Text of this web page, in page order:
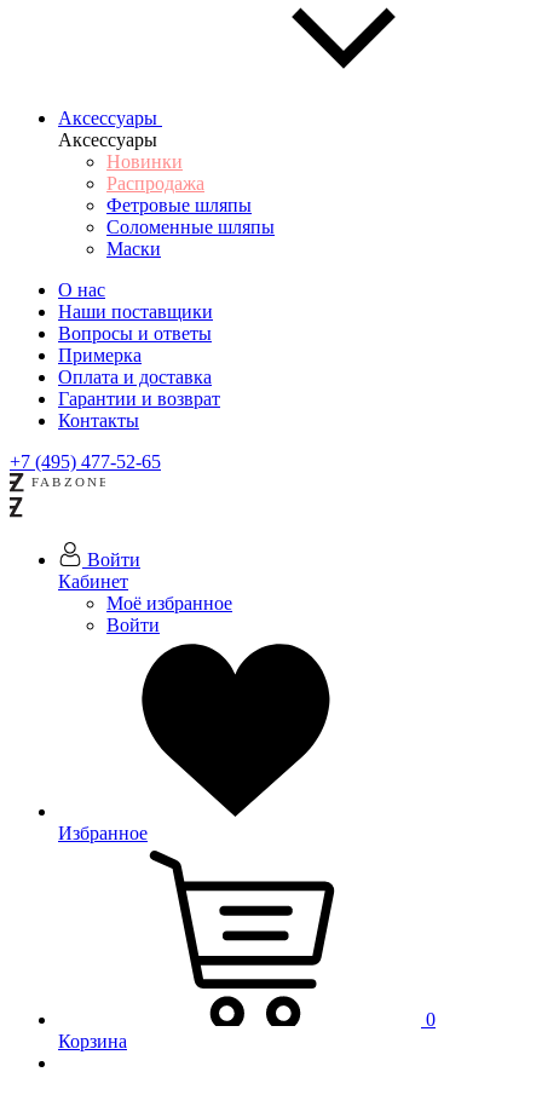
Аксессуары
Аксессуары
Новинки
Распродажа
Фетровые шляпы
Соломенные шляпы
Маски
О нас
Наши поставщики
Вопросы и ответы
Примерка
Оплата и доставка
Гарантии и возврат
Контакты
+7 (495) 477-52-65
Войти
Кабинет
Моё избранное
Войти
Избранное
0
Корзина